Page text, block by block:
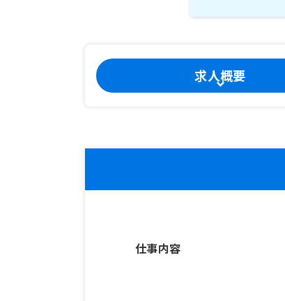
求人概要
仕事内容